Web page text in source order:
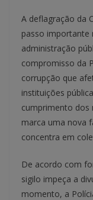
A deflagração da
passo importante
administração
compromisso da
corrupção que
instituições
cumprimento dos
marca uma nova
concentra em
De acordo com
sigilo impeça a
momento, a